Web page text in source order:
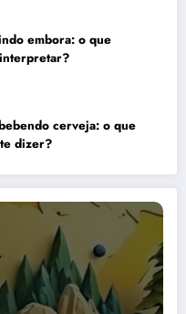
embora: o que
cerveja: o que
dizer?